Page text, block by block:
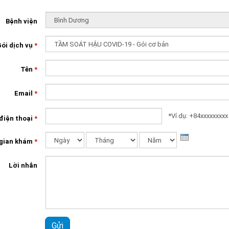
Bệnh viện
dịch vụ *
Tên *
Email *
thoại * *Ví dụ: +84xxxxxxxxx
khám * Ngày Tháng
Lời nhắn
Gửi